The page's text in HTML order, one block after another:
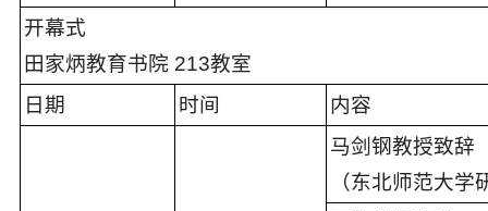
开幕式
田家炳教育书院 213教室
日期
时间 内容
马剑钢教授致辞
（东北师范大学